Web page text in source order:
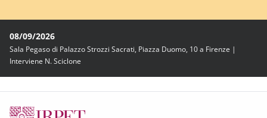
08/09/2026
Sala Pegaso di Palazzo Strozzi Sacrati, Piazza Duomo, 10 a Firenze |
Interviene N. Sciclone